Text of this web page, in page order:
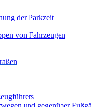
der Parkzeit
von Fahrzeugen
und gegenüber